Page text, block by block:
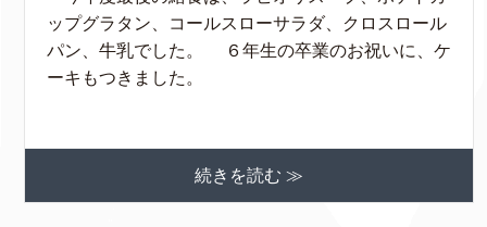
ップグラタン、コールスローサラダ、クロスロール
パン、牛乳でした。 ６年生の卒業のお祝いに、ケ
ーキもつきました。
続きを読む ≫